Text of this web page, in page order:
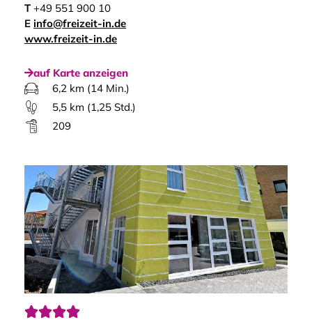
T+49 551 900 10
E info@freizeit-in.de
www.freizeit-in.de
auf Karte anzeigen
6,2 km (14 Min.)
5,5 km (1,25 Std.)
209
